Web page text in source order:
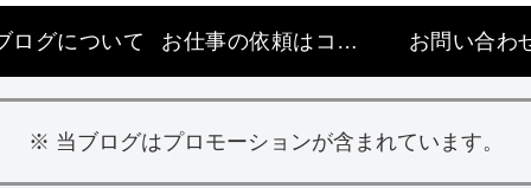
ログについて お仕事の依頼はコチラ お問い合わ
※ 当ブログはプロモーションが含まれています。